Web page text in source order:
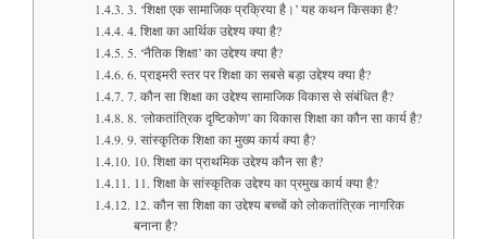
3. ‘शिक्षा एक सामाजिक प्रक्रिया है।’ यह कथन किसका है?
4. शिक्षा का आर्थिक उद्देश्य क्या है?
5. ‘नैतिक शिक्षा’ का उद्देश्य क्या है?
6. प्राइमरी स्तर पर शिक्षा का सबसे बड़ा उद्देश्य क्या है?
7. कौन सा शिक्षा का उद्देश्य सामाजिक विकास से संबंधित है?
8. ‘लोकतांत्रिक दृष्टिकोण’ का विकास शिक्षा का कौन सा कार्य है?
9. सांस्कृतिक शिक्षा का मुख्य कार्य क्या है?
10. शिक्षा का प्राथमिक उद्देश्य कौन सा है?
11. शिक्षा के सांस्कृतिक उद्देश्य का प्रमुख कार्य क्या है?
12. कौन सा शिक्षा का उद्देश्य बच्चों को लोकतांत्रिक नागरिक
बनाना है?